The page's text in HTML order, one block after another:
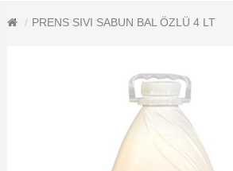
PRENS SIVI SABUN BAL ÖZLÜ 4 LT